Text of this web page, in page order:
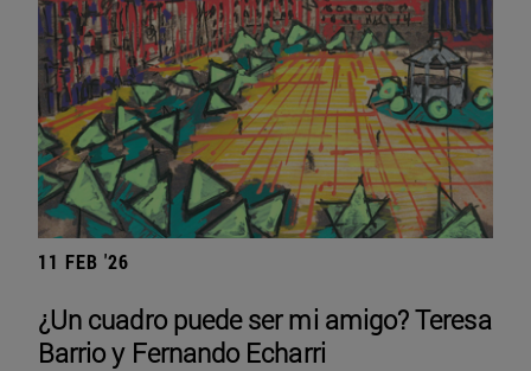
11 FEB '26
¿Un cuadro puede ser mi amigo? Teresa
Barrio y Fernando Echarri